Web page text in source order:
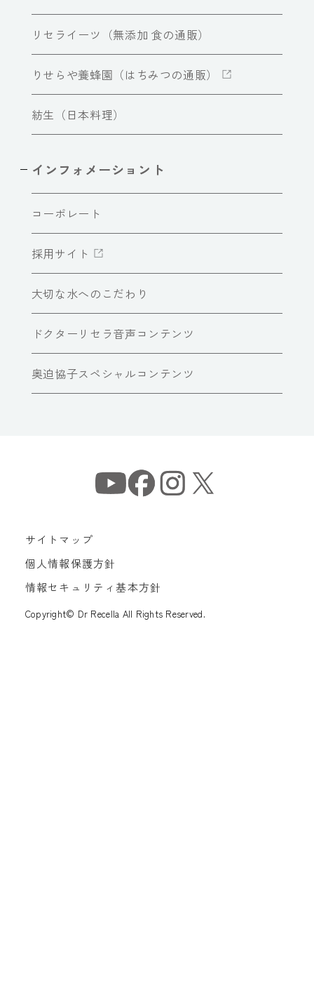
リセライーツ（無添加 食の通販）
りせらや養蜂園（はちみつの通販）
紡生（日本料理）
インフォメーショント
コーポレート
採用サイト
大切な水へのこだわり
ドクターリセラ音声コンテンツ
奥迫協子スペシャルコンテンツ
サイトマップ
個人情報保護方針
情報セキュリティ基本方針
Copyright© Dr Recella All Rights Reserved.